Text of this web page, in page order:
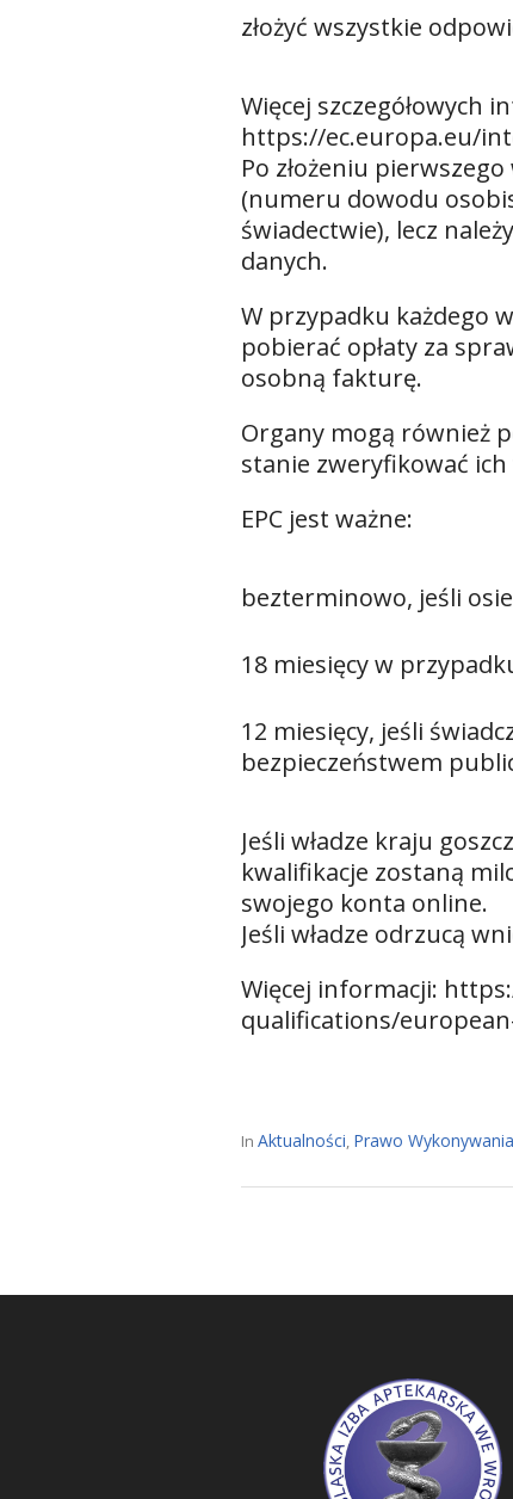
złożyć wszystkie
Więcej szczegółowych
https://ec.europa.eu/
Po złożeniu
(numeru dowodu
świadectwie), lecz
danych.
W przypadku każdego
pobierać opłaty za
osobną fakturę.
Organy mogą również
stanie zweryfikować ich
EPC jest ważne:
bezterminowo, jeśli
18 miesięcy w
12 miesięcy, jeśli
bezpieczeństwem
Jeśli władze kraju
kwalifikacje zostaną
swojego konta online.
Jeśli władze odrzucą
Więcej informacji:
qualifications/
In Aktualności, Prawo